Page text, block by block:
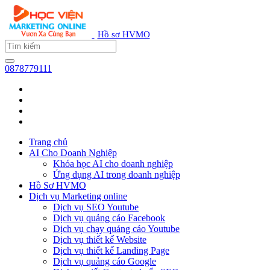
Hồ sơ HVMO
0878779111
Trang chủ
AI Cho Doanh Nghiệp
Khóa học AI cho doanh nghiệp
Ứng dụng AI trong doanh nghiệp
Hồ Sơ HVMO
Dịch vụ Marketing online
Dịch vụ SEO Youtube
Dịch vụ quảng cáo Facebook
Dịch vụ chạy quảng cáo Youtube
Dịch vụ thiết kế Website
Dịch vụ thiết kế Landing Page
Dịch vụ quảng cáo Google